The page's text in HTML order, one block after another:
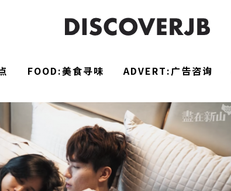
FOOD:美食寻味 ADVERT:广告咨询